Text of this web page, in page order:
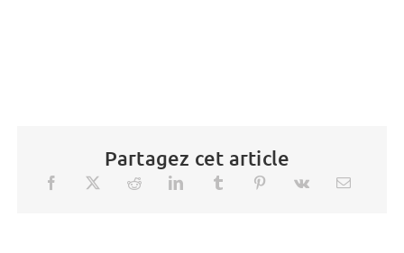
Partagez cet article